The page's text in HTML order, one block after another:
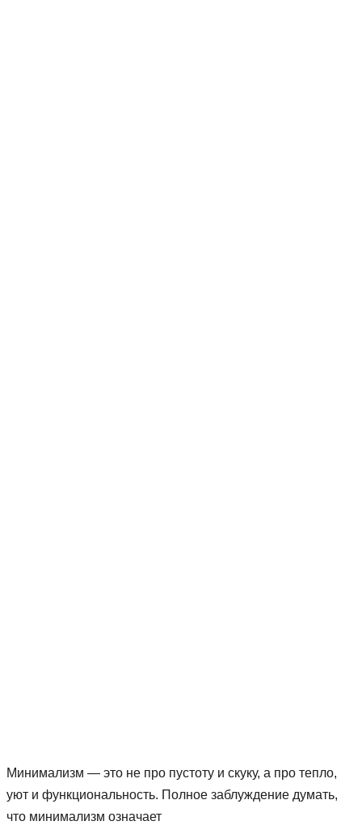
Минимализм — это не про пустоту и скуку, а про тепло,
уют и функциональность. Полное заблуждение думать,
что минимализм означает